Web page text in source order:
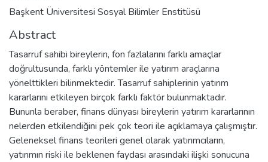
Başkent Üniversitesi Sosyal Bilimler Enstitüsü
Abstract
Tasarruf sahibi bireylerin, fon fazlalarını farklı amaçlar
doğrultusunda, farklı yöntemler ile yatırım araçlarına
yönelttikleri bilinmektedir. Tasarruf sahiplerinin yatırım
kararlarını etkileyen birçok farklı faktör bulunmaktadır.
Bununla beraber, finans dünyası bireylerin yatırım kararlarının
nelerden etkilendiğini pek çok teori ile açıklamaya çalışmıştır.
Geleneksel finans teorileri genel olarak yatırımcıların,
yatırımın riski ile beklenen faydası arasındaki ilişki sonucuna